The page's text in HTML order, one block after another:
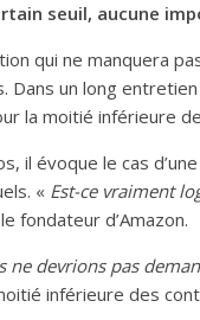
seuil, aucune
qui ne manquera
Dans un long
la moitié inférieure
il évoque le cas
« Est-ce vraiment
fondateur d’Amazon.
ne devrions pas
inférieure des